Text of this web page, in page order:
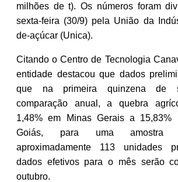
milhões de t). Os números foram
sexta-feira (30/9) pela União da
de-açúcar (Unica).
Citando o Centro de Tecnologia
entidade destacou que dados
que na primeira quinzena de
comparação anual, a quebra
1,48% em Minas Gerais a 15,83%
Goiás, para uma amostra
aproximadamente 113 unidades
dados efetivos para o mês serão
outubro.